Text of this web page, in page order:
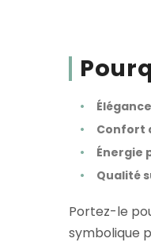
Confort
Énergie
Qualité
Portez-le
symbolique